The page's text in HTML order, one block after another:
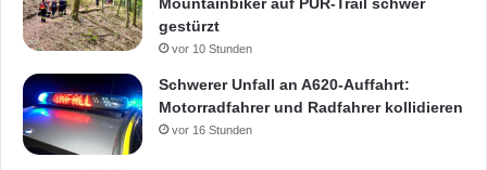
gestürzt
vor 10 Stunden
Schwerer Unfall an A620-Auffahrt:
Motorradfahrer und Radfahrer kollidieren
vor 16 Stunden